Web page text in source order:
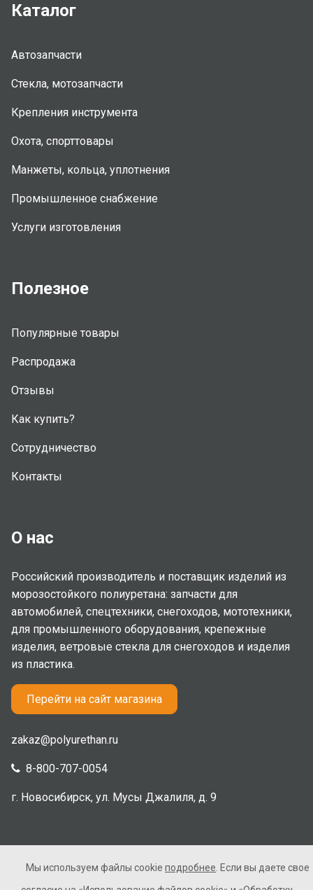
Каталог
Автозапчасти
Стекла, мотозапчасти
Крепления инструмента
Охота, спорттовары
Манжеты, кольца, уплотнения
Промышленное снабжение
Услуги изготовления
Полезное
Популярные товары
Распродажа
Отзывы
Как купить?
Сотрудничество
Контакты
О нас
Российский производитель и поставщик изделий из
морозостойкого полиуретана: запчасти для
автомобилей, спецтехники, снегоходов, мототехники,
для промышленного оборудования, крепежные
изделия, ветровые стекла для снегоходов и изделия
из пластика.
Перейти на сайт магазина
zakaz@polyurethan.ru
8-800-707-0054
г. Новосибирск, ул. Мусы Джалиля, д. 9
2005-2026 © Полиуретан. Все права защищены. Не
Мы используем файлы cookie подробнее . Если вы даете свое